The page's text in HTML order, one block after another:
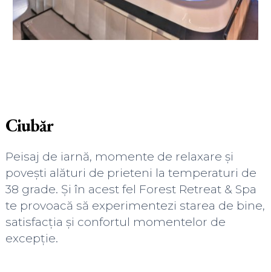
Ciubăr
Peisaj de iarnă, momente de relaxare și
povești alături de prieteni la temperaturi de
38 grade. Și în acest fel Forest Retreat & Spa
te provoacă să experimentezi starea de bine,
satisfacția și confortul momentelor de
excepție.